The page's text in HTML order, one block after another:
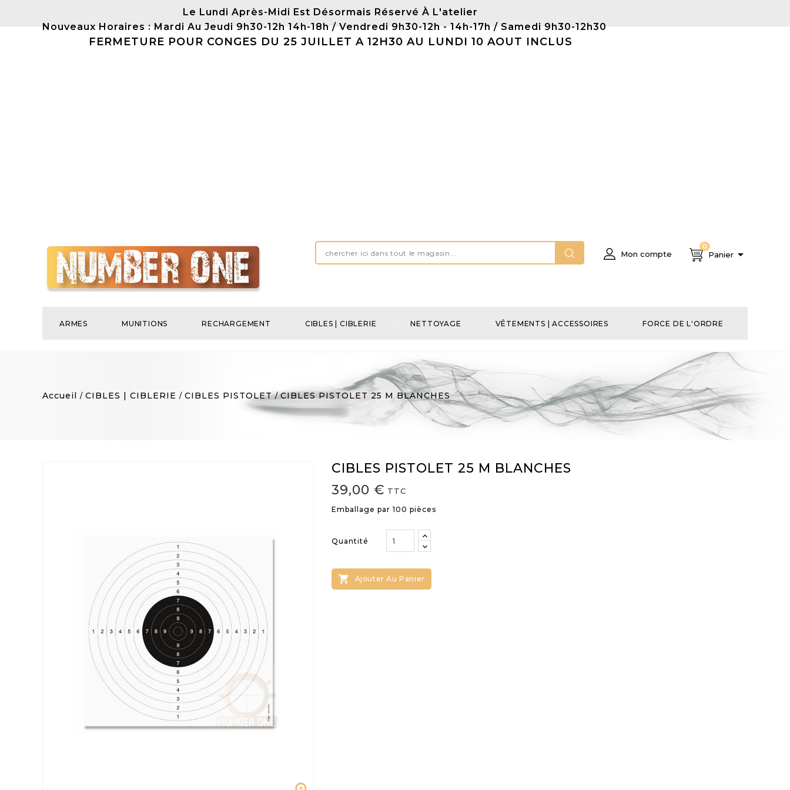
Le Lundi Après-Midi Est Désormais Réservé À L'atelier
Nouveaux Horaires : Mardi Au Jeudi 9h30-12h 14h-18h / Vendredi 9h30-12h - 14h-17h / Samedi 9h30-12h30
FERMETURE POUR CONGES DU 25 JUILLET A 12H30 AU LUNDI 10 AOUT INCLUS
0
Panier 
Mon compte
ARMES MUNITIONS RECHARGEMENT CIBLES | CIBLERIE NETTOYAGE VÊTEMENTS | ACCESSOIRES FORCE DE L'ORDRE
Accueil CIBLES | CIBLERIE CIBLES PISTOLET CIBLES PISTOLET 25 M BLANCHES
CIBLES PISTOLET 25 M BLANCHES
39,00 € TTC
Emballage par 100 pièces
Quantité
 Ajouter Au Panier